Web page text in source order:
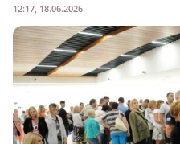
12:17, 18.06.2026